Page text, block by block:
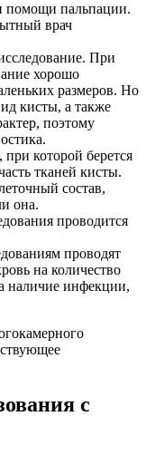
помощи пальпации.
врач
При
хорошо
размеров. Но
кисты, а также
поэтому
которой берется
тканей кисты.
состав,
она.
проводится
проводят
на количество
наличие инфекции,
с